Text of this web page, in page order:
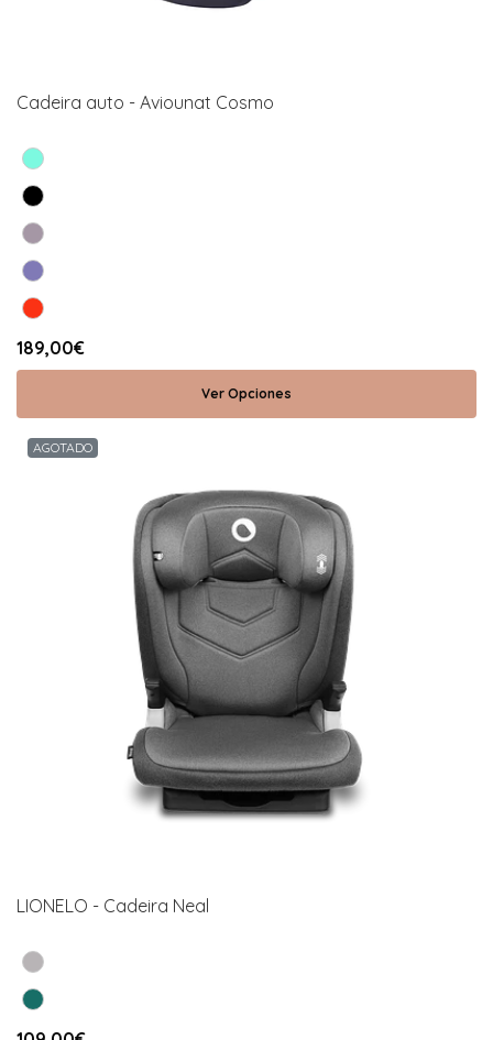
Cadeira auto - Aviounat Cosmo
189,00€
Ver Opciones
AGOTADO
LIONELO - Cadeira Neal